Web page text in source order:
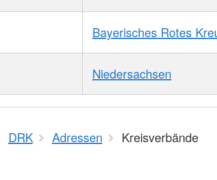
Bayerisches Rotes
Niedersachsen
DRK Adressen Kreisverbände